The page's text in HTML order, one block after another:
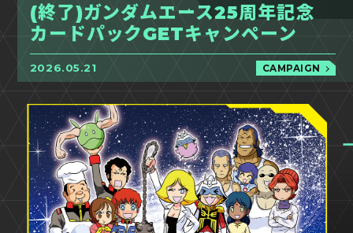
(終了)ガンダムエース25周年記念
カードパックGETキャンペーン
2026.05.21 CAMPAIGN